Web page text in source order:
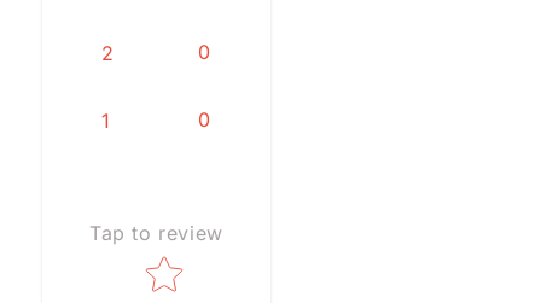
2 0
1 0
Tap to review
Star rating